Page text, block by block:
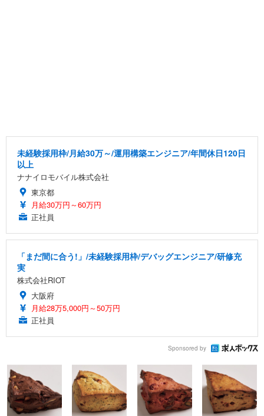
未経験採用枠/月給30万～/運用構築エンジニア/年間休日120日
以上
ナナイロモバイル株式会社
東京都
月給30万円～60万円
正社員
「まだ間に合う!」/未経験採用枠/デバッグエンジニア/研修充
実
株式会社RIOT
大阪府
月給28万5,000円～50万円
正社員
Sponsored by